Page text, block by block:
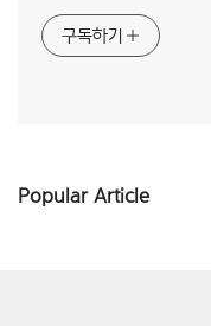
구독하기
Popular Article